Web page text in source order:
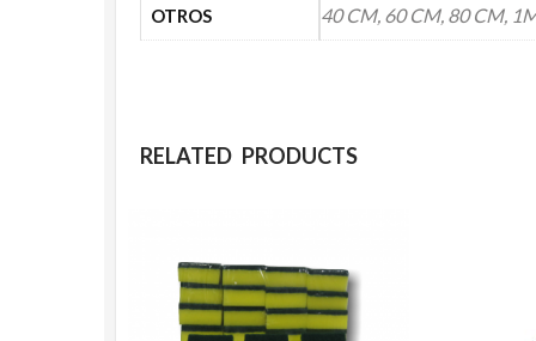
OTROS 40 CM, 60 CM, 80 CM,
RELATED PRODUCTS